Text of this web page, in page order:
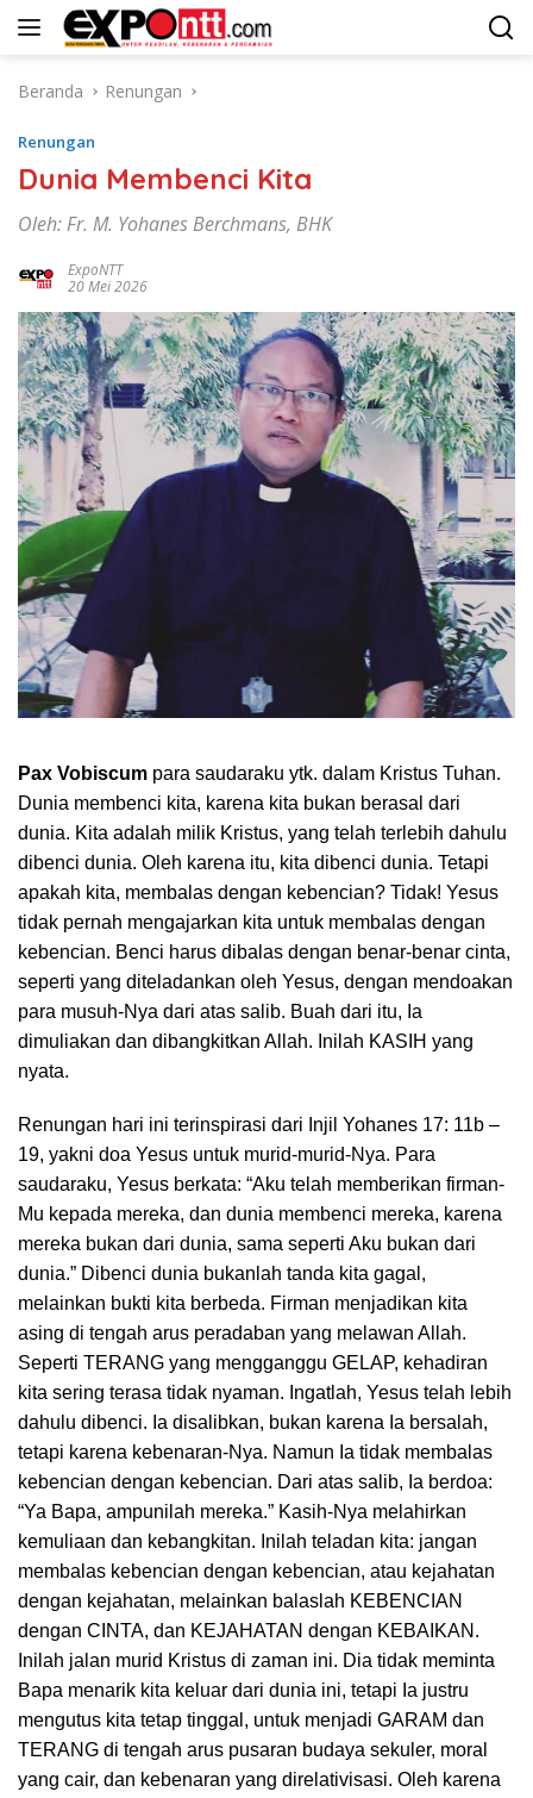
Langsung
Beranda
Renungan
Renungan
Dunia Membenci Kita
Oleh: Fr. M. Yohanes Berchmans, BHK
ExpoNTT
20 Mei 2026
Pax Vobiscum para saudaraku ytk. dalam Kristus Tuhan.
Dunia membenci kita, karena kita bukan berasal dari
dunia. Kita adalah milik Kristus, yang telah terlebih dahulu
dibenci dunia. Oleh karena itu, kita dibenci dunia. Tetapi
apakah kita, membalas dengan kebencian? Tidak! Yesus
tidak pernah mengajarkan kita untuk membalas dengan
kebencian. Benci harus dibalas dengan benar-benar cinta,
seperti yang diteladankan oleh Yesus, dengan mendoakan
para musuh-Nya dari atas salib. Buah dari itu, Ia
dimuliakan dan dibangkitkan Allah. Inilah KASIH yang
nyata.
Renungan hari ini terinspirasi dari Injil Yohanes 17: 11b –
19, yakni doa Yesus untuk murid-murid-Nya. Para
saudaraku, Yesus berkata: “Aku telah memberikan firman-
Mu kepada mereka, dan dunia membenci mereka, karena
mereka bukan dari dunia, sama seperti Aku bukan dari
dunia.” Dibenci dunia bukanlah tanda kita gagal,
melainkan bukti kita berbeda. Firman menjadikan kita
asing di tengah arus peradaban yang melawan Allah.
Seperti TERANG yang mengganggu GELAP, kehadiran
kita sering terasa tidak nyaman. Ingatlah, Yesus telah lebih
dahulu dibenci. Ia disalibkan, bukan karena Ia bersalah,
tetapi karena kebenaran-Nya. Namun Ia tidak membalas
kebencian dengan kebencian. Dari atas salib, Ia berdoa:
“Ya Bapa, ampunilah mereka.” Kasih-Nya melahirkan
kemuliaan dan kebangkitan. Inilah teladan kita: jangan
membalas kebencian dengan kebencian, atau kejahatan
dengan kejahatan, melainkan balaslah KEBENCIAN
dengan CINTA, dan KEJAHATAN dengan KEBAIKAN.
Inilah jalan murid Kristus di zaman ini. Dia tidak meminta
Bapa menarik kita keluar dari dunia ini, tetapi Ia justru
mengutus kita tetap tinggal, untuk menjadi GARAM dan
TERANG di tengah arus pusaran budaya sekuler, moral
yang cair, dan kebenaran yang direlativisasi. Oleh karena